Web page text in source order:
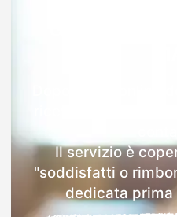
Il servizio è
"soddisfatti o
dedicata